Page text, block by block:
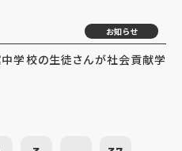
お知らせ
中学校の生徒さんが社会貢献学